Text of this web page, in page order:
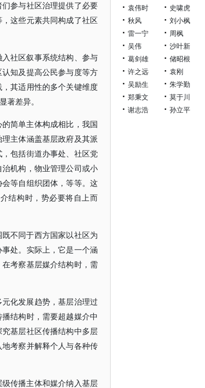
参与社区治理提供了必要
这些元素共同构成了社区
社区叙事系统结构、参与
知及提高公民参与度等方
其适用性的多个关键维度
著差异。
简单主体构成相比，我国
主体涵盖基层政府及其派
包括街道办事处、社区党
机构，物业管理公司或小
等自组织团体，等等。这
结构时，势必要将自上而
不同于西方国家以社区为
处。实际上，它是一个涵
考察基层媒介结构时，需
化发展趋势，基层治理过
结构时，需要超越媒介中
基层社区传播结构中多层
考察并解释个人与各种传
传播主体和媒介纳入基层
袁伟时
史啸虎
秋风
刘小枫
雷一宁
周枫
吴伟
沙叶新
葛剑雄
储昭根
许之远
袁刚
吴励生
朱学勤
郑秉文
莫于川
谢志浩
孙立平